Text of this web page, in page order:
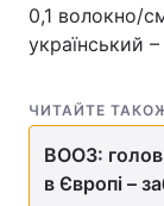
0,1 волокно/
український
ЧИТАЙТЕ
ВООЗ:
в Європі –